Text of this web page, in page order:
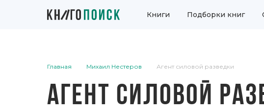
Книги Подборки книг
Главная Михаил Нестеров Агент силовой разведки
АГЕНТ СИЛОВОЙ